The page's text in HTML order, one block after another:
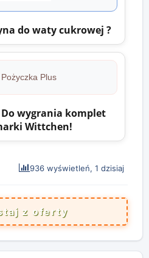
do waty cukrowej ?
Do wygrania komplet
Wittchen!
936 wyświetleń, 1 dzisiaj
z oferty